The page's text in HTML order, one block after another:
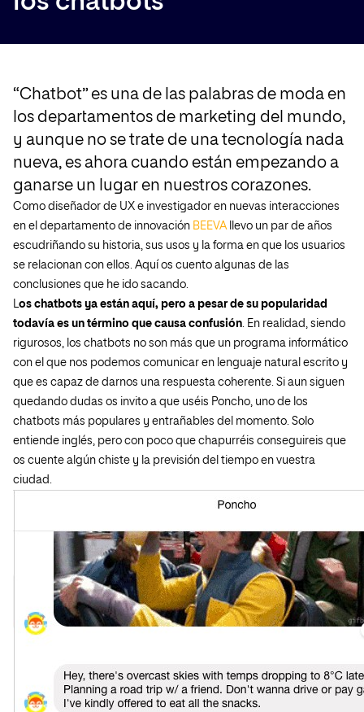
“Chatbot” es una de las palabras de moda en
los departamentos de marketing del mundo,
y aunque no se trate de una tecnología nada
nueva, es ahora cuando están empezando a
ganarse un lugar en nuestros corazones.
Como diseñador de UX e investigador en nuevas interacciones
en el departamento de innovación BEEVAllevo un par de años
escudriñando su historia, sus usos y la forma en que los usuarios
se relacionan con ellos. Aquí os cuento algunas de las
conclusiones que he ido sacando.
Los chatbots ya están aquí, pero a pesar de su popularidad
todavía es un término que causa confusión. En realidad, siendo
rigurosos, los chatbots no son más que un programa informático
con el que nos podemos comunicar en lenguaje natural escrito y
que es capaz de darnos una respuesta coherente. Si aun siguen
quedando dudas os invito a que uséis Poncho, uno de los
chatbots más populares y entrañables del momento. Solo
entiende inglés, pero con poco que chapurréis conseguireis que
os cuente algún chiste y la previsión del tiempo en vuestra
ciudad.